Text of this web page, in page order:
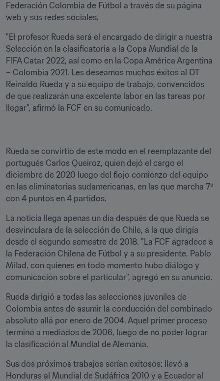
Federación Colombia de Fútbol a través de su página
web y sus redes sociales.
"El profesor Rueda será el encargado de dirigir a nuestra
Selección en la clasificatoria a la Copa Mundial de la
FIFA Catar 2022, así como en la Copa América Argentina
– Colombia 2021. Les deseamos muchos éxitos al DT
Reinaldo Rueda y a su equipo de trabajo, convencidos
de que realizarán una excelente labor en las tareas por
llegar", afirmó la FCF en su comunicado.
Rueda se convirtió de este modo en el reemplazante del
portugués Carlos Queiroz, quien dejó el cargo el
diciembre de 2020 luego del flojo comienzo del equipo
en las eliminatorias sudamericanas, en las que marcha 7º
con 4 puntos en 4 partidos.
La noticia llega apenas un día después de que Rueda se
desvinculara de la selección de Chile, a la que dirigía
desde el segundo semestre de 2018. "La FCF agradece a
la Federación Chilena de Fútbol y a su presidente, Pablo
Milad, con quienes en todo momento hubo diálogo y
comunicación sobre el particular", agregó en su anuncio.
Rueda dirigió a todas las selecciones juveniles de
Colombia antes de asumir la conducción del combinado
absoluto allá por enero de 2004. Aquel primer proceso
terminó a mediados de 2006, luego de no poder lograr
la clasificación al Mundial de Alemania.
Sus dos próximos trabajos serían exitosos: llevó a
Honduras al Mundial de Sudáfrica 2010 y a Ecuador al